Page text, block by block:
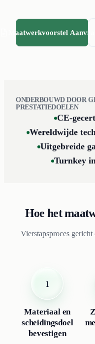
Maatwerkvoorstel
ONDERBOUWD DOOR
PRESTATIEDOELEN
CE-
Wereldwijde
Uitgebreide
Turnkey
Hoe het
Vierstapsproces
1
Materiaal en
scheidingsdoel
bevestigen